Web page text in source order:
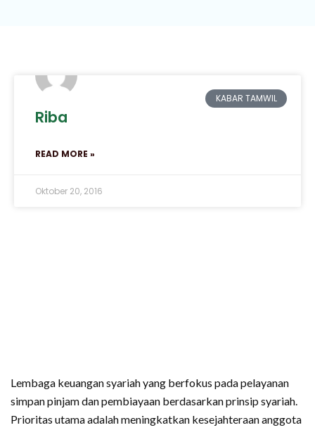
KABAR TAMWIL
Riba
READ MORE »
Oktober 20, 2016
Lembaga keuangan syariah yang berfokus pada pelayanan
simpan pinjam dan pembiayaan berdasarkan prinsip syariah.
Prioritas utama adalah meningkatkan kesejahteraan anggota